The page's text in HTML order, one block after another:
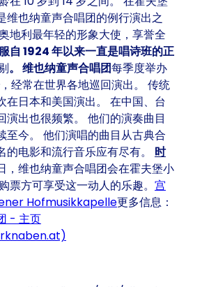
维也纳童声合唱团的例行演出之
地利最年轻的形象大使，享誉全
自 1924 年以来一直是唱诗班的正
。 维也纳童声合唱团每季度举办
，经常在世界各地巡回演出。 传统
在日本和美国演出。 在中国、台
演出也很频繁。 他们的演奏曲目
至今。 他们演唱的曲目从古典合
的电影和流行音乐应有尽有。 时
，维也纳童声合唱团会在霍夫堡小
票方可享受这一动人的乐趣。 宫
Hofmusikkapelle更多信息：
- 主页